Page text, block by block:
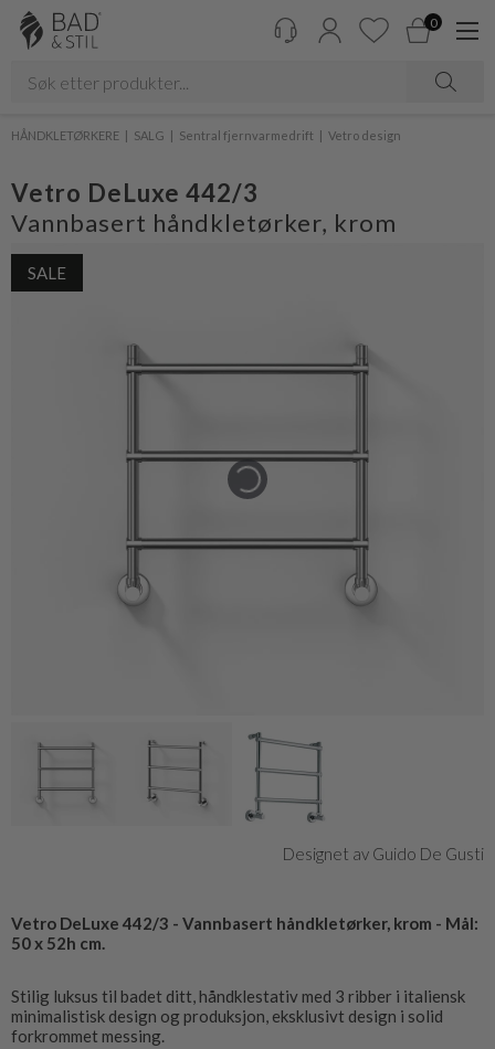
0
HÅNDKLETØRKERE SALG Sentral fjernvarmedrift Vetro design
Vetro DeLuxe 442/3
Vannbasert håndkletørker, krom
SALE
Designet av Guido De Gusti
Vetro DeLuxe 442/3 - Vannbasert håndkletørker, krom - Mål:
50 x 52h cm.
Stilig luksus til badet ditt, håndklestativ med 3 ribber i italiensk
minimalistisk design og produksjon, eksklusivt design i solid
forkrommet messing.